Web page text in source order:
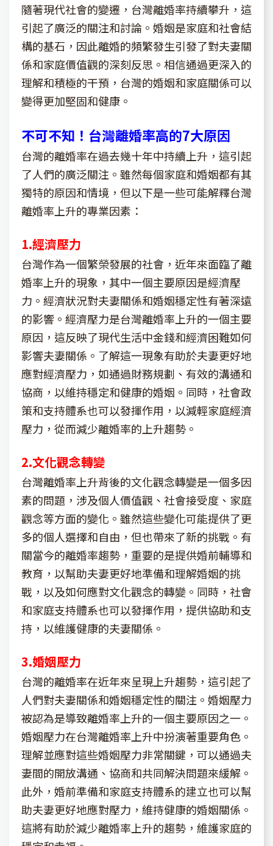
隨著現代社會的變遷，台灣離婚率持續攀升，這
引起了廣泛的關注和討論。婚姻是家庭和社會結
構的基石，因此離婚的頻繁發生引發了對夫妻關
係和家庭價值觀的深刻反思。相信通過更深入的
理解和積極的干預，台灣的婚姻和家庭關係可以
變得更加堅固和健康。
不可不知！台灣離婚率高的7大原因
台灣的離婚率在過去幾十年中持續上升，這引起
了人們的廣泛關注。雖然每個家庭和婚姻都有其
獨特的原因和情境，但以下是一些可能解釋台灣
離婚率上升的專業因素：
1.經濟壓力
台灣作為一個繁榮發展的社會，近年來面臨了離
婚率上升的現象，其中一個主要原因是經濟壓
力。經濟狀況對夫妻關係和婚姻穩定性有著深遠
的影響。經濟壓力是台灣離婚率上升的一個主要
原因，這反映了現代生活中金錢和經濟困難如何
影響夫妻關係。了解這一現象有助於夫妻更好地
應對經濟壓力，如通過財務規劃、有效的溝通和
協商，以維持穩定和健康的婚姻。同時，社會政
策和支持體系也可以發揮作用，以減輕家庭經濟
壓力，從而減少離婚率的上升趨勢。
2.文化觀念轉變
台灣離婚率上升背後的文化觀念轉變是一個多因
素的問題，涉及個人價值觀、社會接受度、家庭
觀念等方面的變化。雖然這些變化可能提供了更
多的個人選擇和自由，但也帶來了新的挑戰。有
關當今的離婚率趨勢，重要的是提供婚前輔導和
教育，以幫助夫妻更好地準備和理解婚姻的挑
戰，以及如何應對文化觀念的轉變。同時，社會
和家庭支持體系也可以發揮作用，提供協助和支
持，以維護健康的夫妻關係。
3.婚姻壓力
台灣的離婚率在近年來呈現上升趨勢，這引起了
人們對夫妻關係和婚姻穩定性的關注。婚姻壓力
被認為是導致離婚率上升的一個主要原因之一。
婚姻壓力在台灣離婚率上升中扮演著重要角色。
理解並應對這些婚姻壓力非常關鍵，可以通過夫
妻間的開放溝通、協商和共同解決問題來緩解。
此外，婚前準備和家庭支持體系的建立也可以幫
助夫妻更好地應對壓力，維持健康的婚姻關係。
這將有助於減少離婚率上升的趨勢，維護家庭的